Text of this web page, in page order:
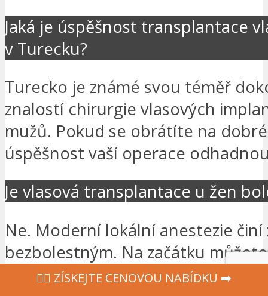
Jaká je úspěšnost transplantace
v Turecku?
Turecko je známé svou téměř
znalostí chirurgie vlasových
mužů. Pokud se obrátíte na
úspěšnost vaší operace
Je vlasová transplantace u žen
Ne. Moderní lokální anestezie činí
bezbolestným. Na začátku
tlak, ale nepohodlí rychle zmizí.
‍👩‍⚕ ZÍSKEJTE CENOVOU NABÍDKU ➡️